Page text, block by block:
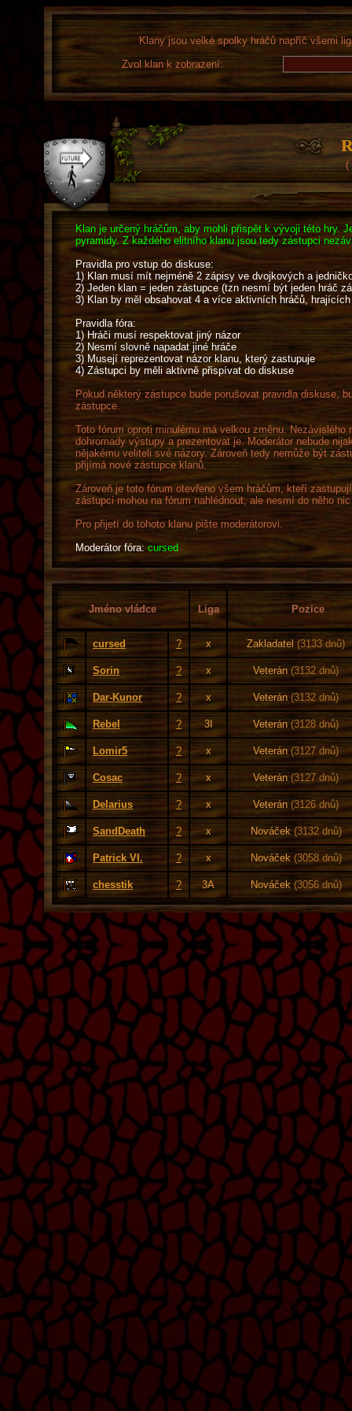
Klany jsou velké spolky hráčů napříč všemi
Zvol klan k zobrazení:
(
Klan je určený hráčům, aby mohli přispět k vývoji této hry.
pyramidy. Z každého elitního klanu jsou tedy zástupci
Pravidla pro vstup do diskuse:
1) Klan musí mít nejméně 2 zápisy ve dvojkových a
2) Jeden klan = jeden zástupce (tzn nesmí být jeden hráč
3) Klan by měl obsahovat 4 a více aktivních hráčů,
Pravidla fóra:
1) Hráči musí respektovat jiný názor
2) Nesmí slovně napadat jiné hráče
3) Musejí reprezentovat názor klanu, který zastupuje
4) Zástupci by měli aktivně přispívat do diskuse
Pokud některý zástupce bude porušovat pravidla diskuse,
zástupce.
Toto fórum oproti minulému má velkou změnu.
dohromady výstupy a prezentovat je. Moderátor nebude
nějakému veliteli své názory. Zároveň tedy nemůže být
přijímá nové zástupce klanů.
Zároveň je toto fórum otevřeno všem hráčům, kteří
zástupci mohou na fórum nahlédnout, ale nesmí do něho
Pro přijetí do tohoto klanu pište moderátorovi.
Moderátor fóra: cursed
Jméno vládce Liga Pozice
cursed ? x Zakladatel (3133 dnů)
Sorin ? x Veterán (3132 dnů)
Dar-Kunor ? x Veterán (3132 dnů)
Rebel ? 3I Veterán (3128 dnů)
Lomir5 ? x Veterán (3127 dnů)
Cosac ? x Veterán (3127 dnů)
Delarius ? x Veterán (3126 dnů)
SandDeath ? x Nováček (3132 dnů)
Patrick VI. ? x Nováček (3058 dnů)
chesstik ? 3A Nováček (3056 dnů)